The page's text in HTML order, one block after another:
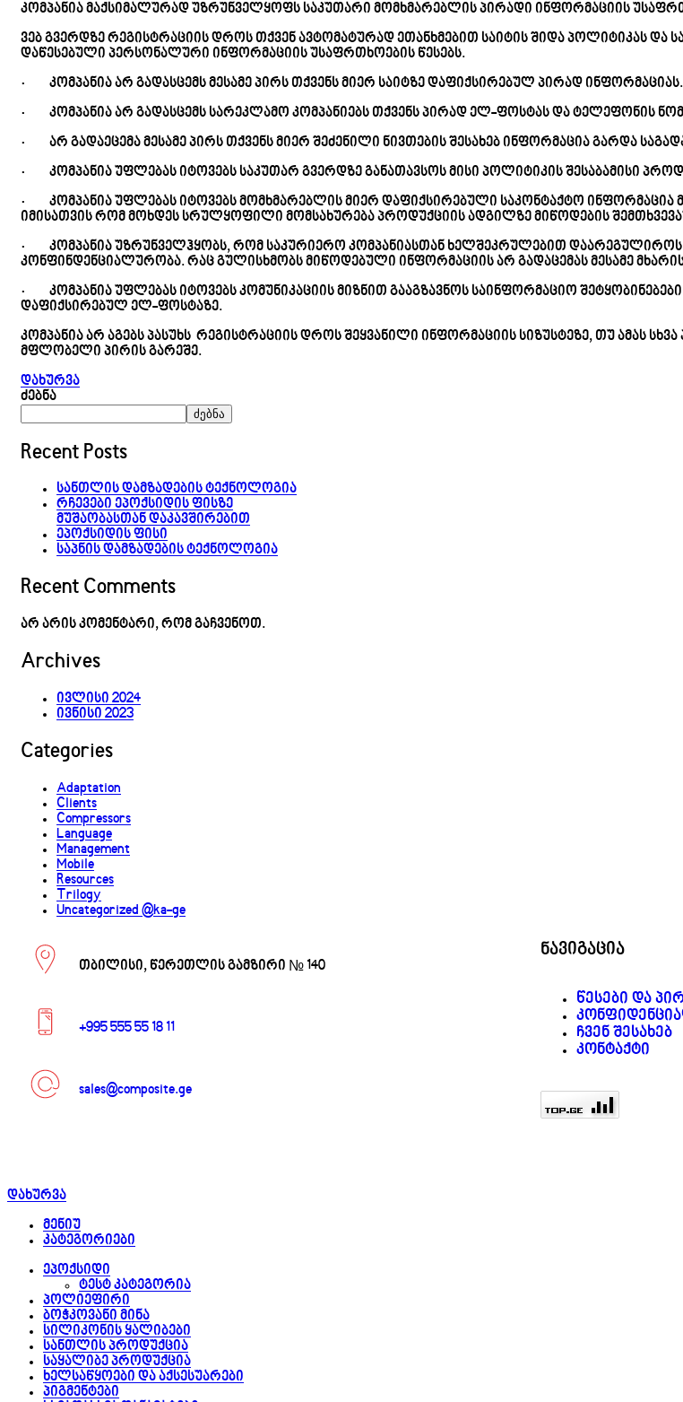
კომპანია მაქსიმალურად უზრუნველყოფს საკუთარი მომხმარებლის პირადი ინფორმაციის
ვებ გვერდზე რეგისტრაციის დროს თქვენ ავტომატურად ეთანხმებით საიტის შიდა პოლიტიკას
დაწესებული პერსონალური ინფორმაციის უსაფრთხოების წესებს.
· კომპანია არ გადასცემს მესამე პირს თქვენს მიერ საიტზე დაფიქსირებულ პირად ინფორმაციას.
· კომპანია არ გადასცემს სარეკლამო კომპანიებს თქვენს პირად ელ-ფოსტას და ტელეფონის
· არ გადაეცემა მესამე პირს თქვენს მიერ შეძენილი ნივთების შესახებ ინფორმაცია გარდა
· კომპანია უფლებას იტოვებს საკუთარ გვერდზე განათავსოს მისი პოლიტიკის შესაბამისი
· კომპანია უფლებას იტოვებს მომხმარებლის მიერ დაფიქსირებული საკონტაქტო ინფორმაცია
იმისათვის რომ მოხდეს სრულყოფილი მომსახურება პროდუქციის ადგილზე მიწოდების
· კომპანია უზრუნველჰყობს, რომ საკურიერო კომპანიასთან ხელშეკრულებით დაარეგულიროს
კონფინდენციალურობა. რაც გულისხმობს მიწოდებული ინფორმაციის არ გადაცემას მესამე
· კომპანია უფლებას იტოვებს კომუნიკაციის მიზნით გააგზავნოს საინფორმაციო
დაფიქსირებულ ელ-ფოსტაზე.
კომპანია არ აგებს პასუხს რეგისტრაციის დროს შეყვანილი ინფორმაციის სიზუსტეზე, თუ ამას
მფლობელი პირის გარეშე.
დახურვა
ძებნა
ძებნა
Recent Posts
სანთლის დამზადების ტექნოლოგია
რჩევები ეპოქსიდის ფისზე
მუშაობასთან დაკავშირებით
ეპოქსიდის ფისი
საპნის დამზადების ტექნოლოგია
Recent Comments
არ არის კომენტარი, რომ გაჩვენოთ.
Archives
ივლისი 2024
ივნისი 2023
Categories
Adaptation
Clients
Compressors
Language
Management
Mobile
Resources
Trilogy
Uncategorized @ka-ge
თბილისი, წერეთლის გამზირი № 140
+995 555 55 18 11
sales@composite.ge
ნავიგაცია
წესები და
ჩვენ შესახებ
კონტაქტი
დახურვა
მენიუ
კატეგორიები
ეპოქსიდი
ტესტ კატეგორია
პოლიეფირი
ბოჭკოვანი მინა
სილიკონის ყალიბები
სანთლის პროდუქცია
საყალიბე პროდუქცია
ხელსაწყოები და აქსესუარები
პიგმენტები